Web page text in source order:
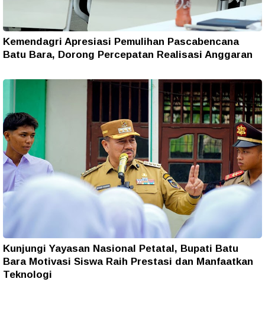
Kemendagri Apresiasi Pemulihan Pascabencana
Batu Bara, Dorong Percepatan Realisasi Anggaran
Kunjungi Yayasan Nasional Petatal, Bupati Batu
Bara Motivasi Siswa Raih Prestasi dan Manfaatkan
Teknologi